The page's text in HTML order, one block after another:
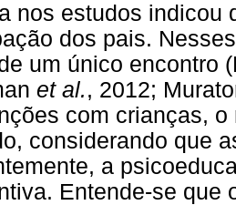
nos estudos indicou
dos pais.
um único encontro
et al., 2012;
com crianças,
considerando que
a
Entende-se que